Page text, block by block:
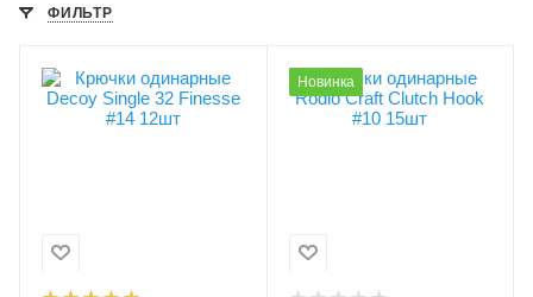
ФИЛЬТР
Модель крючков
Decoy Single 32
12
Новинка
Модель крючков
Rodio Craft Clutch
15